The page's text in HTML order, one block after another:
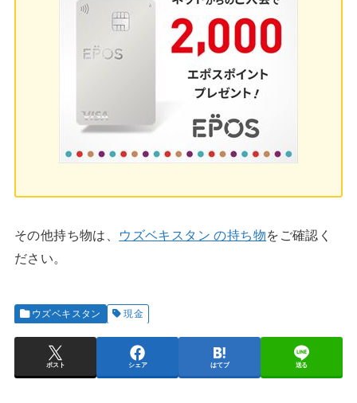
その他持ち物は、 ウズベキスタン の持ち物をご確認く
ださい。
ウズベキスタン 現金
ポスト シェア はてブ 送る